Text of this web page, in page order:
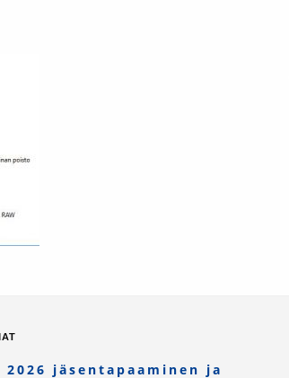
2026 jäsentapaaminen ja